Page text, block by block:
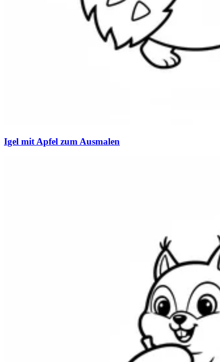
Igel mit Apfel zum Ausmalen